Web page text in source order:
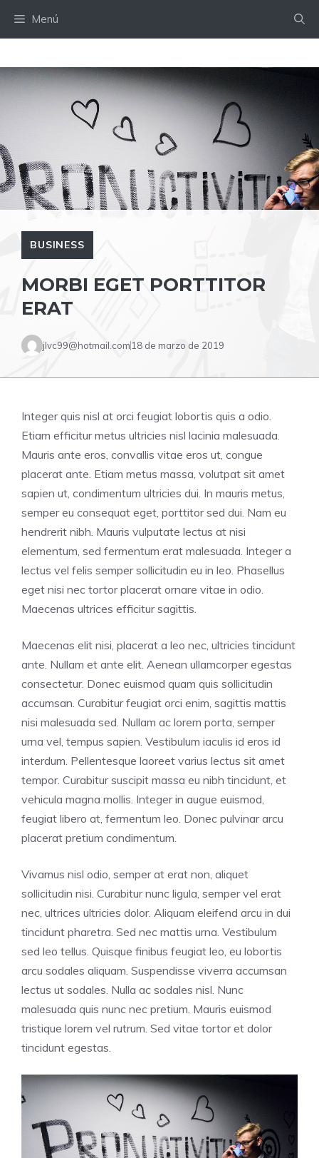
Menú
BUSINESS
MORBI EGET PORTTITOR
ERAT
jlvc99@hotmail.com 18 de marzo de 2019
Integer quis nisl at orci feugiat lobortis quis a odio.
Etiam efficitur metus ultricies nisl lacinia malesuada.
Mauris ante eros, convallis vitae eros ut, congue
placerat ante. Etiam metus massa, volutpat sit amet
sapien ut, condimentum ultricies dui. In mauris metus,
semper eu consequat eget, porttitor sed dui. Nam eu
hendrerit nibh. Mauris vulputate lectus at nisi
elementum, sed fermentum erat malesuada. Integer a
lectus vel felis semper sollicitudin eu in leo. Phasellus
eget nisi nec tortor placerat ornare vitae in odio.
Maecenas ultrices efficitur sagittis.
Maecenas elit nisi, placerat a leo nec, ultricies tincidunt
ante. Nullam et ante elit. Aenean ullamcorper egestas
consectetur. Donec euismod quam quis sollicitudin
accumsan. Curabitur feugiat orci enim, sagittis mattis
nisi malesuada sed. Nullam ac lorem porta, semper
urna vel, tempus sapien. Vestibulum iaculis id eros id
interdum. Pellentesque laoreet varius lectus sit amet
tempor. Curabitur suscipit massa eu nibh tincidunt, et
vehicula magna mollis. Integer in augue euismod,
feugiat libero at, fermentum leo. Donec pulvinar arcu
placerat pretium condimentum.
Vivamus nisl odio, semper at erat non, aliquet
sollicitudin nisi. Curabitur nunc ligula, semper vel erat
nec, ultrices ultricies dolor. Aliquam eleifend arcu in dui
tincidunt pharetra. Sed nec mattis urna. Vestibulum
sed leo tellus. Quisque finibus feugiat leo, eu lobortis
arcu sodales aliquam. Suspendisse viverra accumsan
lectus ut sodales. Nulla ac sodales nisl. Nunc
malesuada quis nunc nec pretium. Mauris euismod
tristique lorem vel rutrum. Sed vitae tortor et dolor
tincidunt egestas.